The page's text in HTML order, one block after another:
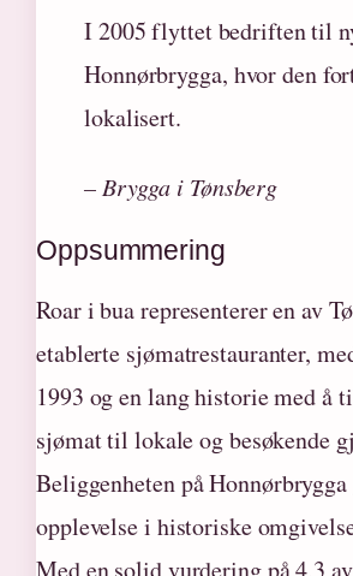
I 2005 flyttet bedriften til
Honnørbrygga, hvor den
lokalisert.
– Brygga i Tønsberg
Oppsummering
Roar i bua representerer en av
etablerte sjømatrestauranter,
1993 og en lang historie med å
sjømat til lokale og besøkende
Beliggenheten på
opplevelse i historiske
Med en solid vurdering på 4,3